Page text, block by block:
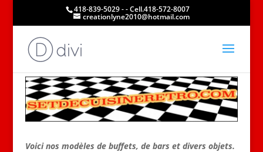
418-839-5029 - - Cell.418-572-8007
creationlyne2010@hotmail.com
Voici nos modèles de buffets, de bars et divers objets.